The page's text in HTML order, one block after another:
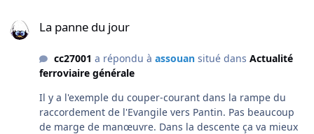
La panne du jour
cc27001 a répondu à assouansitué dans Actualité
ferroviaire générale
Il y a l'exemple du couper-courant dans la rampe du
raccordement de l'Evangile vers Pantin. Pas beaucoup
de marge de manœuvre. Dans la descente ça va mieux